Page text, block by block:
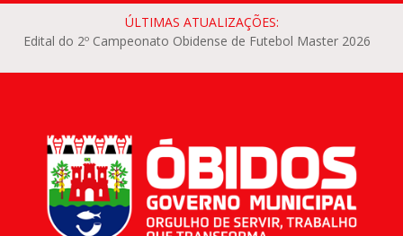
ÚLTIMAS ATUALIZAÇÕES:
Edital do 2º Campeonato Obidense de Futebol Master 2026